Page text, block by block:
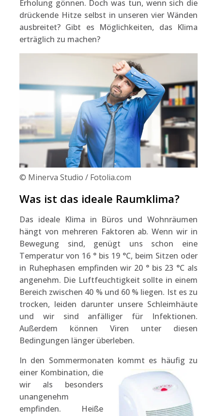
Erholung gönnen. Doch was tun, wenn sich die
drückende Hitze selbst in unseren vier Wänden
ausbreitet? Gibt es Möglichkeiten, das Klima
erträglich zu machen?
© Minerva Studio / Fotolia.com
Was ist das ideale Raumklima?
Das ideale Klima in Büros und Wohnräumen
hängt von mehreren Faktoren ab. Wenn wir in
Bewegung sind, genügt uns schon eine
Temperatur von 16 ° bis 19 °C, beim Sitzen oder
in Ruhephasen empfinden wir 20 ° bis 23 °C als
angenehm. Die Luftfeuchtigkeit sollte in einem
Bereich zwischen 40 % und 60 % liegen. Ist es zu
trocken, leiden darunter unsere Schleimhäute
und wir sind anfälliger für Infektionen.
Außerdem können Viren unter diesen
Bedingungen länger überleben.
In den Sommermonaten kommt es häufig zu
einer Kombination, die
wir als besonders
unangenehm
empfinden. Heiße